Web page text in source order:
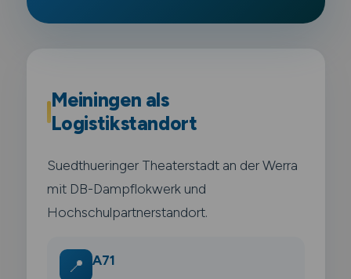
Meiningen als
Logistikstandort
Suedthueringer Theaterstadt an der Werra
mit DB-Dampflokwerk und
Hochschulpartnerstandort.
📍 A71